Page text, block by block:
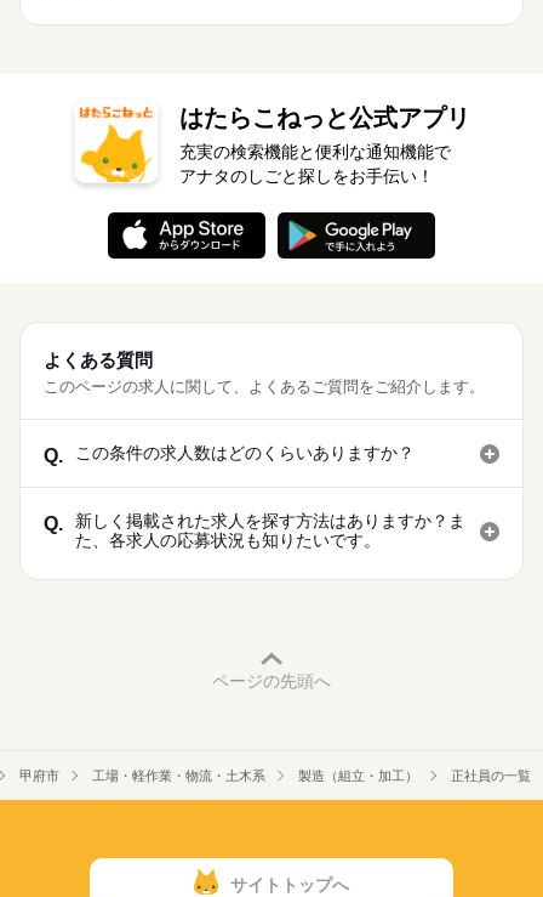
はたらこねっと公式アプリ
充実の検索機能と便利な通知機能で
アナタのしごと探しをお手伝い！
よくある質問
このページの求人に関して、よくあるご質問をご紹介します。
Q. この条件の求人数はどのくらいありますか？
Q.
新しく掲載された求人を探す方法はありますか？ま
た、各求人の応募状況も知りたいです。
ページの先頭へ
甲府市 工場・軽作業・物流・土木系 製造（組立・加工） 正社員の一覧
サイトトップへ